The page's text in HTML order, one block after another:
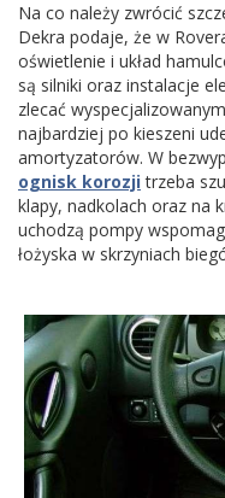
Na co należy zwrócić
Dekra podaje, że w
oświetlenie i układ
są silniki oraz instalacje
zlecać
najbardziej po kieszeni
amortyzatorów. W
ognisk korozjitrzeba
klapy, nadkolach oraz na
uchodzą pompy
łożyska w skrzyniach